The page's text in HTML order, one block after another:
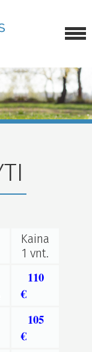
Kaina
1 vnt.
110
€
105
€